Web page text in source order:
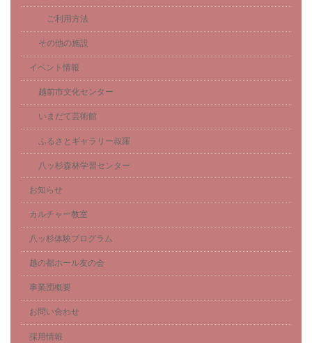
ご利用方法
その他の施設
イベント情報
越前市文化センター
いまだて芸術館
ふるさとギャラリー叔羅
八ッ杉森林学習センター
お知らせ
カルチャー教室
八ッ杉体験プログラム
越の都ホール友の会
事業団概要
お問い合わせ
採用情報